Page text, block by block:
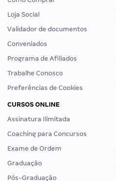
Loja Social
Validador de documentos
Conveniados
Programa de Afiliados
Trabalhe Conosco
Preferências de Cookies
CURSOS ONLINE
Assinatura Ilimitada
Coaching para Concursos
Exame de Ordem
Graduação
Pós-Graduação